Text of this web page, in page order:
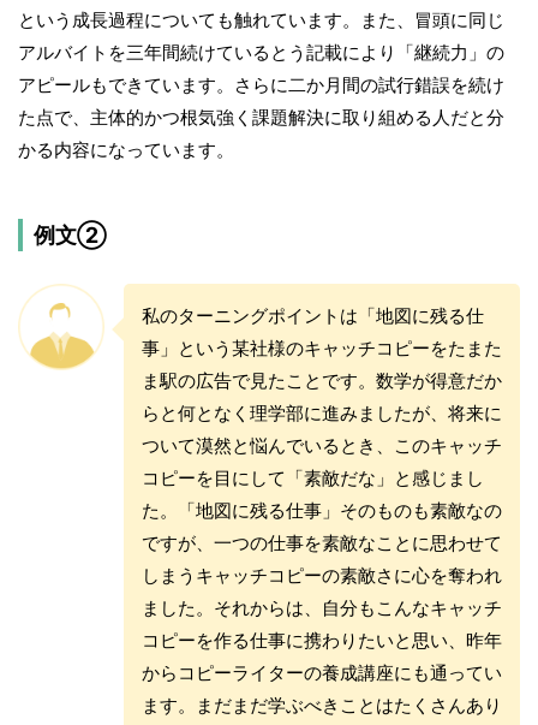
という成長過程についても触れています。また、冒頭に同じ
アルバイトを三年間続けているとう記載により「継続力」の
アピールもできています。さらに二か月間の試行錯誤を続け
た点で、主体的かつ根気強く課題解決に取り組める人だと分
かる内容になっています。
例文②
私のターニングポイントは「地図に残る仕
事」という某社様のキャッチコピーをたまた
ま駅の広告で見たことです。数学が得意だか
らと何となく理学部に進みましたが、将来に
ついて漠然と悩んでいるとき、このキャッチ
コピーを目にして「素敵だな」と感じまし
た。「地図に残る仕事」そのものも素敵なの
ですが、一つの仕事を素敵なことに思わせて
しまうキャッチコピーの素敵さに心を奪われ
ました。それからは、自分もこんなキャッチ
コピーを作る仕事に携わりたいと思い、昨年
からコピーライターの養成講座にも通ってい
ます。まだまだ学ぶべきことはたくさんあり